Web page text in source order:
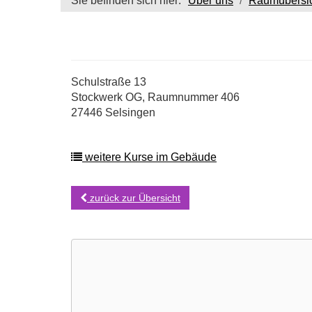
Schulstraße 13
Stockwerk OG, Raumnummer 406
27446 Selsingen
weitere Kurse im Gebäude
zurück zur Übersicht